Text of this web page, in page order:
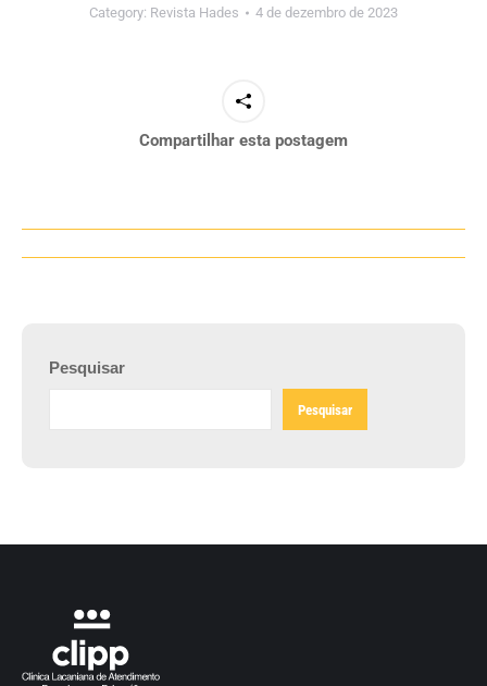
Category: Revista Hades 4 de dezembro de 2023
Compartilhar esta postagem
Navegação
Pesquisar
Pesquisar